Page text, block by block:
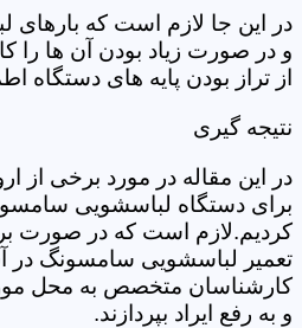
در این جا لازم است که بارهای
و در صورت زیاد بودن آن ها را
از تراز بودن پایه های دستگاه
نتیجه گیری
در این مقاله در مورد برخی از
برای دستگاه لباسشویی
کردیم.لازم است که در صورت
تعمیر لباسشویی سامسونگ در
کارشناسان متخصص به محل
و به رفع ایراد بپردازند.